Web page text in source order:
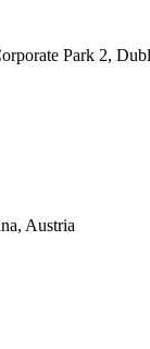
Park 2,
Austria